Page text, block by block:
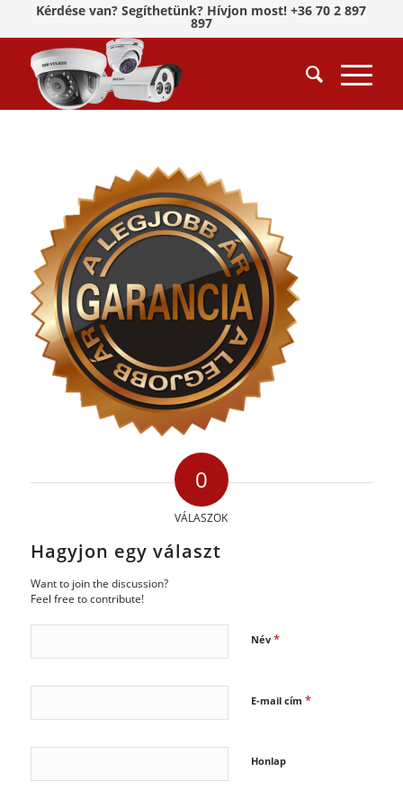
Kérdése van? Segíthetünk? Hívjon most! +36 70 2 897
897
0
VÁLASZOK
Hagyjon egy választ
Want to join the discussion?
Feel free to contribute!
Név *
E-mail cím *
Honlap